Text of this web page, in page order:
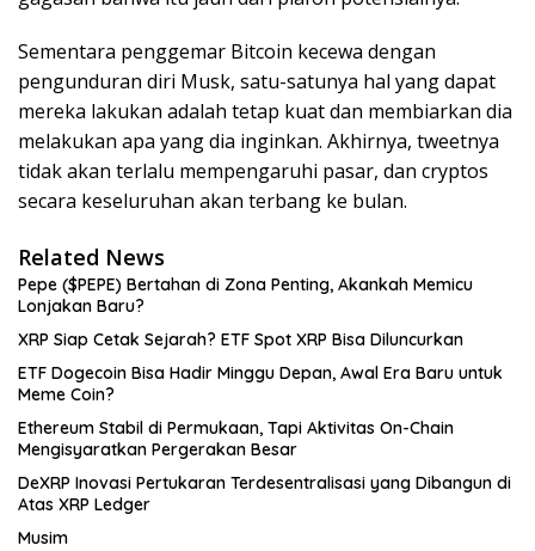
Sementara penggemar Bitcoin kecewa dengan
pengunduran diri Musk, satu-satunya hal yang dapat
mereka lakukan adalah tetap kuat dan membiarkan dia
melakukan apa yang dia inginkan. Akhirnya, tweetnya
tidak akan terlalu mempengaruhi pasar, dan cryptos
secara keseluruhan akan terbang ke bulan.
Related News
Pepe ($PEPE) Bertahan di Zona Penting, Akankah Memicu
Lonjakan Baru?
XRP Siap Cetak Sejarah? ETF Spot XRP Bisa Diluncurkan
ETF Dogecoin Bisa Hadir Minggu Depan, Awal Era Baru untuk
Meme Coin?
Ethereum Stabil di Permukaan, Tapi Aktivitas On-Chain
Mengisyaratkan Pergerakan Besar
DeXRP Inovasi Pertukaran Terdesentralisasi yang Dibangun di
Atas XRP Ledger
Musim